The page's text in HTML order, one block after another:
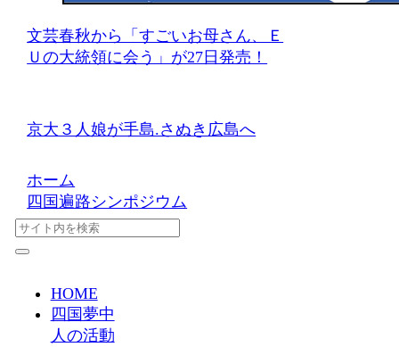
文芸春秋から「すごいお母さん、Ｅ
Ｕの大統領に会う」が27日発売！
京大３人娘が手島.さぬき広島へ
ホーム
四国遍路シンポジウム
HOME
四国夢中
人の活動